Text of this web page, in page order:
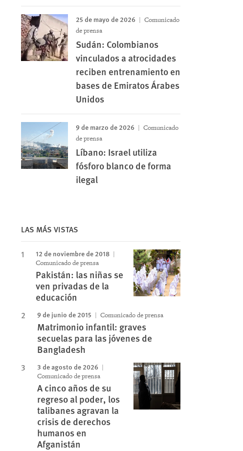
25 de mayo de 2026
Comunicado
de prensa
Sudán: Colombianos
vinculados a atrocidades
reciben entrenamiento en
bases de Emiratos Árabes
Unidos
9 de marzo de 2026
Comunicado
de prensa
Líbano: Israel utiliza
fósforo blanco de forma
ilegal
LAS MÁS VISTAS
12 de noviembre de 2018
Comunicado de prensa
Pakistán: las niñas se
ven privadas de la
educación
9 de junio de 2015 Comunicado de prensa
Matrimonio infantil: graves
secuelas para las jóvenes de
Bangladesh
3 de agosto de 2026
Comunicado de prensa
A cinco años de su
regreso al poder, los
talibanes agravan la
crisis de derechos
humanos en
Afganistán